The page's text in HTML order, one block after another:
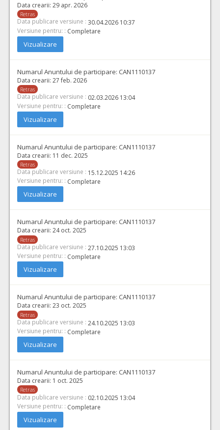
Data crearii: 29 apr. 2026
Retras
Data publicare versiune : 30.04.2026 10:37
Versiune pentru: : Completare
Vizualizare
Numarul Anuntului de participare: CAN1110137
Data crearii: 27 feb. 2026
Retras
Data publicare versiune : 02.03.2026 13:04
Versiune pentru: : Completare
Vizualizare
Numarul Anuntului de participare: CAN1110137
Data crearii: 11 dec. 2025
Retras
Data publicare versiune : 15.12.2025 14:26
Versiune pentru: : Completare
Vizualizare
Numarul Anuntului de participare: CAN1110137
Data crearii: 24 oct. 2025
Retras
Data publicare versiune : 27.10.2025 13:03
Versiune pentru: : Completare
Vizualizare
Numarul Anuntului de participare: CAN1110137
Data crearii: 23 oct. 2025
Retras
Data publicare versiune : 24.10.2025 13:03
Versiune pentru: : Completare
Vizualizare
Numarul Anuntului de participare: CAN1110137
Data crearii: 1 oct. 2025
Retras
Data publicare versiune : 02.10.2025 13:04
Versiune pentru: : Completare
Vizualizare